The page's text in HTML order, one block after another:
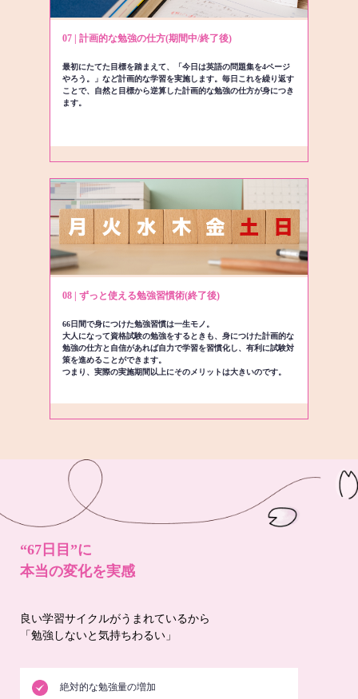
07 | 計画的な勉強の仕方(期間中/終了後)
最初にたてた目標を踏まえて、「今日は英語の問題集を4ページ
やろう。」など計画的な学習を実施します。毎日これを繰り返す
ことで、自然と目標から逆算した計画的な勉強の仕方が身につき
ます。
08 | ずっと使える勉強習慣術(終了後)
66日間で身につけた勉強習慣は一生モノ。
大人になって資格試験の勉強をするときも、身につけた計画的な
勉強の仕方と自信があれば自力で学習を習慣化し、有利に試験対
策を進めることができます。
つまり、実際の実施期間以上にそのメリットは大きいのです。
“67日目”に
本当の変化を実感
良い学習サイクルがうまれているから
「勉強しないと気持ちわるい」
絶対的な勉強量の増加